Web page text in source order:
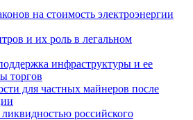
на стоимость электроэнергии
и их роль в легальном
инфраструктуры и ее
торгов
для частных майнеров после
российского